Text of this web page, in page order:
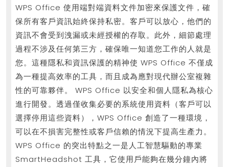
Office
进
行
高
效
会
议
记
录
2025
WPS Office 使用端對端資料文件加密來保護文件，確
保所有客戶資訊始終保持私密。客戶可以放心，他們的
資訊不會受到洩漏或未經授權的存取。此外，細節處理
過程不涉及任何第三方，確保唯一知道您工作的人就是
您。這種隱私和資訊保護的精神使 WPS Office 不僅成
為一種提高效率的工具，而且成為應對現代辦公室複雜
性的可靠夥伴。 WPS Office 以安全和個人隱私為核心
進行開發。透過僅收集必要的系統使用資料（客戶可以
選擇停用這些資料），WPS Office 創造了一種環境，
可以在不損害完整性或客戶信賴的情況下提高生產力。
WPS Office 的突出特點之一是人工智慧驅動的專業
SmartHeadshot 工具，它使用戶能夠在幾分鐘內將